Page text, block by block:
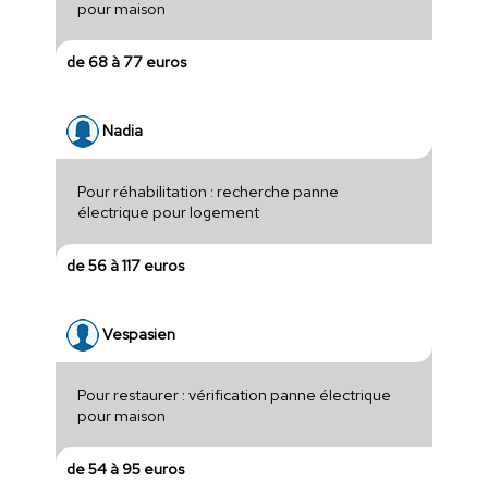
pour maison
de 68 à 77 euros
Nadia
Pour réhabilitation : recherche panne
électrique pour logement
de 56 à 117 euros
Vespasien
Pour restaurer : vérification panne électrique
pour maison
de 54 à 95 euros